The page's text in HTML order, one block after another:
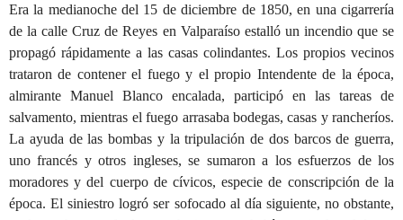
Era la medianoche del 15 de diciembre de 1850, en una cigarrería
de la calle Cruz de Reyes en Valparaíso estalló un incendio que se
propagó rápidamente a las casas colindantes. Los propios vecinos
trataron de contener el fuego y el propio Intendente de la época,
almirante Manuel Blanco encalada, participó en las tareas de
salvamento, mientras el fuego arrasaba bodegas, casas y rancheríos.
La ayuda de las bombas y la tripulación de dos barcos de guerra,
uno francés y otros ingleses, se sumaron a los esfuerzos de los
moradores y del cuerpo de cívicos, especie de conscripción de la
época. El siniestro logró ser sofocado al día siguiente, no obstante,